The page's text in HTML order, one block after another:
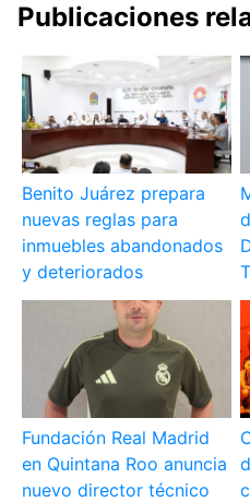
Publicaciones
Benito Juárez prepara
nuevas reglas para
inmuebles abandonados
y deteriorados
Fundación Real Madrid
en Quintana Roo anuncia
nuevo director técnico